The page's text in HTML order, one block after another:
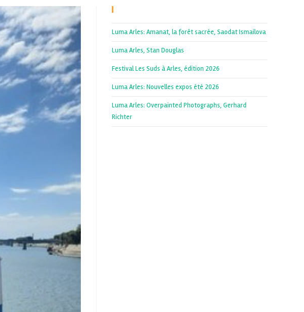
Luma Arles: Amanat, la forêt sacrée, Saodat Ismailova
Luma Arles, Stan Douglas
Festival Les Suds à Arles, édition 2026
Luma Arles: Nouvelles expos été 2026
Luma Arles: Overpainted Photographs, Gerhard
Richter